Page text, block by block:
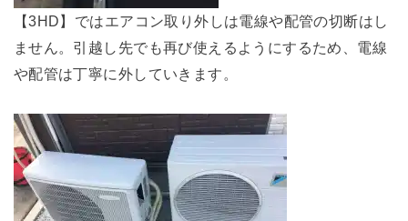
【3HD】ではエアコン取り外しは電線や配管の切断はし
ません。引越し先でも再び使えるようにするため、電線
や配管は丁寧に外していきます。